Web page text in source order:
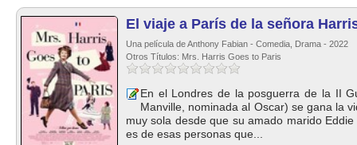
El viaje a París de la señora
Una película de Anthony Fabian - Comedia, Drama - 2022
Otros Títulos: Mrs. Harris Goes to Paris
En el Londres de la posguerra de la II
Manville, nominada al Oscar) se gana la
muy sola desde que su amado marido
es de esas personas que...